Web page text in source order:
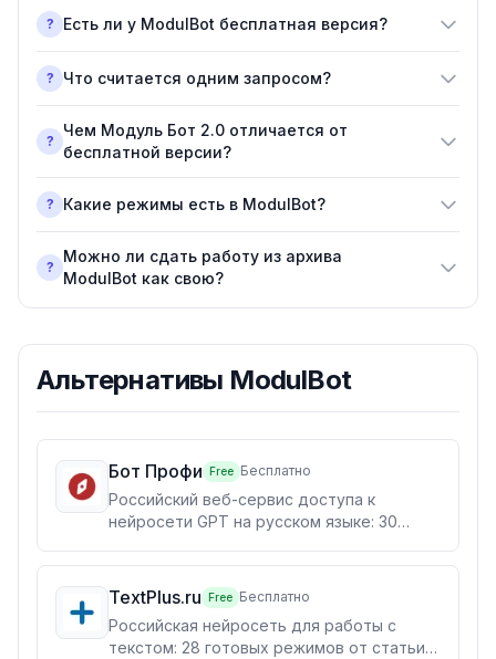
? Есть ли у ModulBot бесплатная версия?
? Что считается одним запросом?
?
Чем Модуль Бот 2.0 отличается от
бесплатной версии?
? Какие режимы есть в ModulBot?
?
Можно ли сдать работу из архива
ModulBot как свою?
Альтернативы ModulBot
Бот Профи Free Бесплатно
Российский веб-сервис доступа к
нейросети GPT на русском языке: 30
до рерайта и кода. Бесплатно работает
GPT-3.5, платные пакеты запросов
открывают GPT-4 Turbo.
TextPlus.ru Free Бесплатно
Российская нейросеть для работы с
текстом: 28 готовых режимов от статьи и